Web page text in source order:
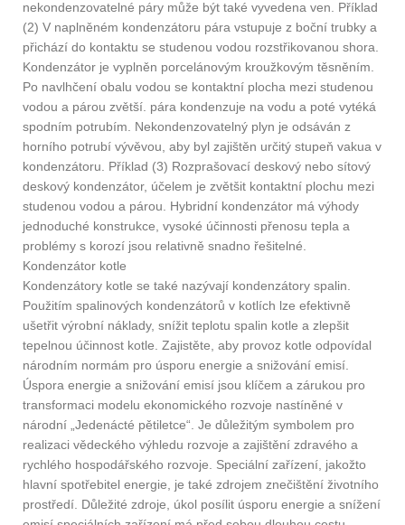
nekondenzovatelné páry může být také vyvedena ven. Příklad
(2) V naplněném kondenzátoru pára vstupuje z boční trubky a
přichází do kontaktu se studenou vodou rozstřikovanou shora.
Kondenzátor je vyplněn porcelánovým kroužkovým těsněním.
Po navlhčení obalu vodou se kontaktní plocha mezi studenou
vodou a párou zvětší. pára kondenzuje na vodu a poté vytéká
spodním potrubím. Nekondenzovatelný plyn je odsáván z
horního potrubí vývěvou, aby byl zajištěn určitý stupeň vakua v
kondenzátoru. Příklad (3) Rozprašovací deskový nebo sítový
deskový kondenzátor, účelem je zvětšit kontaktní plochu mezi
studenou vodou a párou. Hybridní kondenzátor má výhody
jednoduché konstrukce, vysoké účinnosti přenosu tepla a
problémy s korozí jsou relativně snadno řešitelné.
Kondenzátor kotle
Kondenzátory kotle se také nazývají kondenzátory spalin.
Použitím spalinových kondenzátorů v kotlích lze efektivně
ušetřit výrobní náklady, snížit teplotu spalin kotle a zlepšit
tepelnou účinnost kotle. Zajistěte, aby provoz kotle odpovídal
národním normám pro úsporu energie a snižování emisí.
Úspora energie a snižování emisí jsou klíčem a zárukou pro
transformaci modelu ekonomického rozvoje nastíněné v
národní „Jedenácté pětiletce“. Je důležitým symbolem pro
realizaci vědeckého výhledu rozvoje a zajištění zdravého a
rychlého hospodářského rozvoje. Speciální zařízení, jakožto
hlavní spotřebitel energie, je také zdrojem znečištění životního
prostředí. Důležité zdroje, úkol posílit úsporu energie a snížení